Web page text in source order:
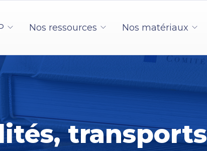
Nos ressources Nos matériaux